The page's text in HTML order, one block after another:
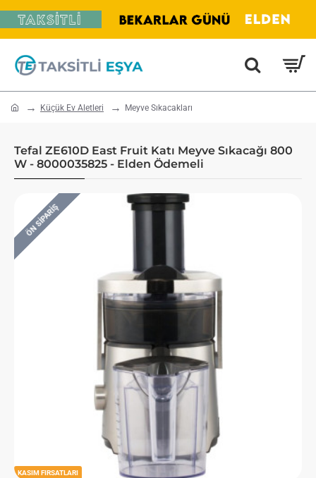
home Küçük Ev Aletleri Meyve Sıkacakları
Tefal ZE610D East Fruit Katı Meyve Sıkacağı 800
W - 8000035825 - Elden Ödemeli
KASIM FIRSATLARI
ÖN SIPARIŞ